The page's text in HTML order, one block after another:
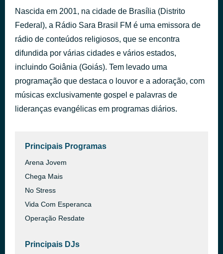
Nascida em 2001, na cidade de Brasília (Distrito
Federal), a Rádio Sara Brasil FM é uma emissora de
rádio de conteúdos religiosos, que se encontra
difundida por várias cidades e vários estados,
incluindo Goiânia (Goiás). Tem levado uma
programação que destaca o louvor e a adoração, com
músicas exclusivamente gospel e palavras de
lideranças evangélicas em programas diários.
Principais Programas
Arena Jovem
Chega Mais
No Stress
Vida Com Esperanca
Operação Resdate
Principais DJs